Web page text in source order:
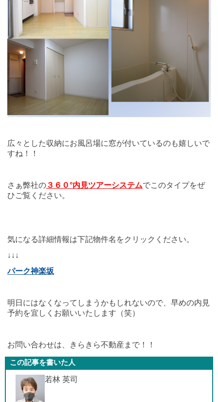
広々とした収納にお風呂場に窓が付いているのも嬉しいで
すね！！
さぁ弊社の ３６０°内見ツアーシステムでこのタイプをぜ
ひご覧ください。
気になる詳細情報は下記物件名をクリックください。
↓↓↓
パーク神楽坂
明日にはなくなってしまうかもしれないので、早めの内見
予約を宜しくお願いいたします（笑）
お問い合わせは、きらきら不動産まで！！
この記事を書いた人
若林 英司